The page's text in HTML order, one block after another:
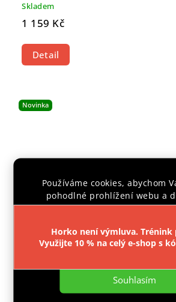
Používáme cookies, abychom
pohodlné prohlížení webu a
provozu webu neustále
Nastavení
Souhlasím
Horko není výmluva. Trénink
Využijte 10 % na celý e-shop s
Skladem
1 159 Kč
Detail
Novinka
GROUND GAME MMA TRENKY YOKAI